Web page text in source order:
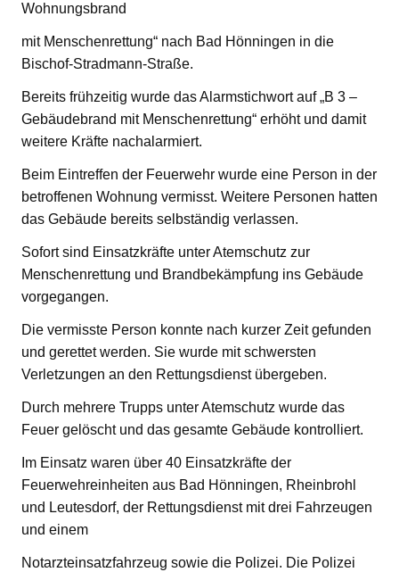
Wohnungsbrand
mit Menschenrettung“ nach Bad Hönningen in die
Bischof-Stradmann-Straße.
Bereits frühzeitig wurde das Alarmstichwort auf „B 3 –
Gebäudebrand mit Menschenrettung“ erhöht und damit
weitere Kräfte nachalarmiert.
Beim Eintreffen der Feuerwehr wurde eine Person in der
betroffenen Wohnung vermisst. Weitere Personen hatten
das Gebäude bereits selbständig verlassen.
Sofort sind Einsatzkräfte unter Atemschutz zur
Menschenrettung und Brandbekämpfung ins Gebäude
vorgegangen.
Die vermisste Person konnte nach kurzer Zeit gefunden
und gerettet werden. Sie wurde mit schwersten
Verletzungen an den Rettungsdienst übergeben.
Durch mehrere Trupps unter Atemschutz wurde das
Feuer gelöscht und das gesamte Gebäude kontrolliert.
Im Einsatz waren über 40 Einsatzkräfte der
Feuerwehreinheiten aus Bad Hönningen, Rheinbrohl
und Leutesdorf, der Rettungsdienst mit drei Fahrzeugen
und einem
Notarzteinsatzfahrzeug sowie die Polizei. Die Polizei